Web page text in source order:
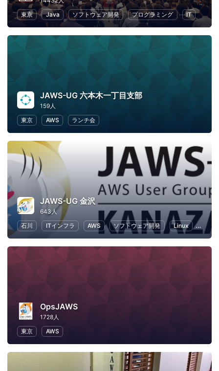
東京
Java ソフトウェア開発 プログラミング IT
JAWS-UG 六本木一丁目支部
159人
東京
AWS ランチ会
JAWS-UG 金沢
643人
石川
ITインフラ AWS ソフトウェア開発 Linux IT
OpsJAWS
1728人
東京
AWS